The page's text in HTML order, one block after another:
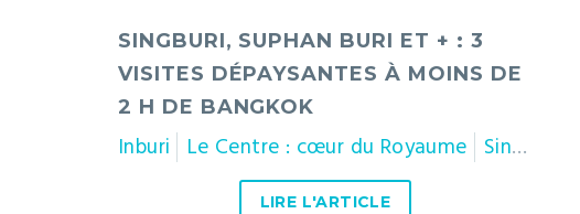
moins
de
SINGBURI, SUPHAN BURI ET + : 3
VISITES DÉPAYSANTES À MOINS DE
2 H DE BANGKOK
Inburi Le Centre : cœur du Royaume Singburi
LIRE L'ARTICLE